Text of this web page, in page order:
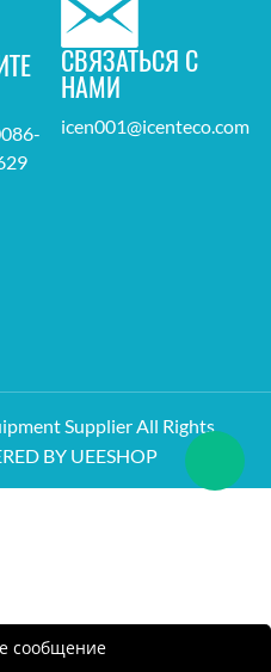
СВЯЗАТЬСЯ С
НАМИ
icen001@icenteco.com
Supplier All Rights
BY UEESHOP
сообщение